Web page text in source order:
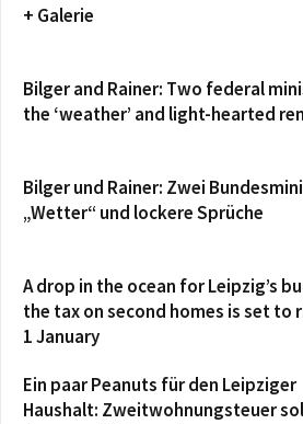
+ Galerie
Bilger and Rainer: Two federal
the ‘weather’ and light-hearted
Bilger und Rainer: Zwei
„Wetter“ und lockere Sprüche
A drop in the ocean for Leipzig’s
the tax on second homes is set to
1 January
Ein paar Peanuts für den Leipziger
Haushalt: Zweitwohnungsteuer